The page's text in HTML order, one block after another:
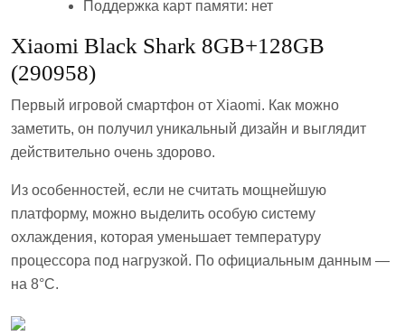
Поддержка карт памяти: нет
Xiaomi Black Shark 8GB+128GB
(290958)
Первый игровой смартфон от Xiaomi. Как можно
заметить, он получил уникальный дизайн и выглядит
действительно очень здорово.
Из особенностей, если не считать мощнейшую
платформу, можно выделить особую систему
охлаждения, которая уменьшает температуру
процессора под нагрузкой. По официальным данным —
на 8°C.